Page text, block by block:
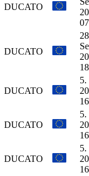
DUCATO
DUCATO
DUCATO
5.
DUCATO
5.
DUCATO
5.